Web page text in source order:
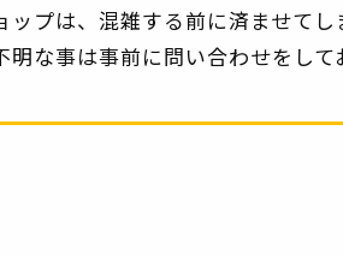
プは、混雑する前に済ませてし
な事は事前に問い合わせをして